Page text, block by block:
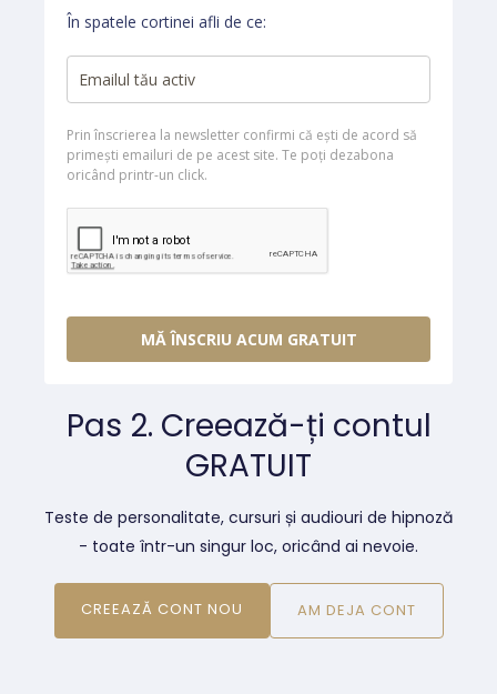
În spatele cortinei afli de ce:
Prin înscrierea la newsletter confirmi că ești de acord să
primești emailuri de pe acest site. Te poți dezabona
oricând printr-un click.
MĂ ÎNSCRIU ACUM GRATUIT
Pas 2. Creează-ți contul
GRATUIT
Teste de personalitate, cursuri și audiouri de hipnoză
- toate într-un singur loc, oricând ai nevoie.
CREEAZĂ CONT NOU AM DEJA CONT